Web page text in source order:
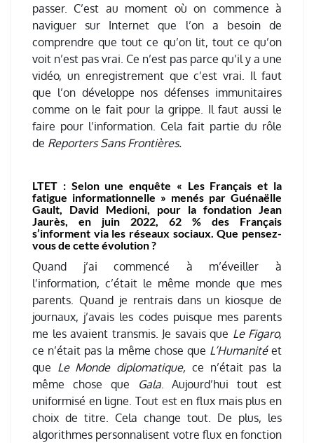
passer. C’est au moment où on commence à
naviguer sur Internet que l’on a besoin de
comprendre que tout ce qu’on lit, tout ce qu’on
voit n’est pas vrai. Ce n’est pas parce qu’il y a une
vidéo, un enregistrement que c’est vrai. Il faut
que l’on développe nos défenses immunitaires
comme on le fait pour la grippe. Il faut aussi le
faire pour l’information. Cela fait partie du rôle
de Reporters Sans Frontières.
LTET : Selon une enquête « Les Français et la
fatigue informationnelle » menés par Guénaëlle
Gault, David Medioni, pour la fondation Jean
Jaurès, en juin 2022,
62 % des Français
s’informent via les réseaux sociaux. Que pensez-
vous de cette évolution ?
Quand j’ai commencé à m’éveiller à
l’information, c’était le même monde que mes
parents. Quand je rentrais dans un kiosque de
journaux, j’avais les codes puisque mes parents
me les avaient transmis. Je savais que Le Figaro,
ce n’était pas la même chose que L’Humanitéet
que Le Monde diplomatique, ce n’était pas la
même chose que
Gala. Aujourd’hui tout est
uniformisé en ligne. Tout est en flux mais plus en
choix de titre. Cela change tout. De plus, les
algorithmes personnalisent votre flux en fonction